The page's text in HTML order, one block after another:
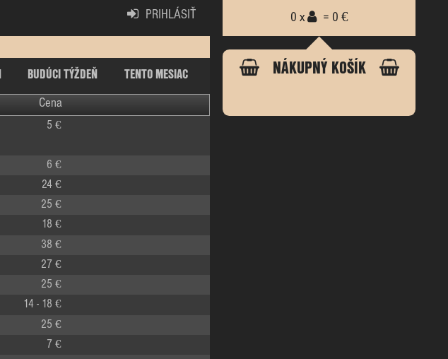
PRIHLÁSIŤ
BUDÚCI TÝŽDEŇ
TENTO MESIAC
Cena
0 x = 0 €
NÁKUPNÝ KOŠÍK
5 €
6 €
24 €
25 €
18 €
38 €
27 €
25 €
14 - 18 €
25 €
7 €